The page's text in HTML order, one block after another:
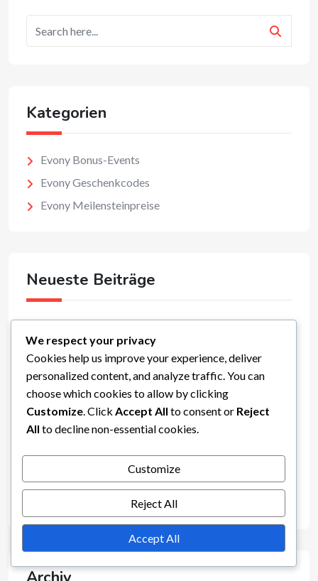
Kategorien
Evony Bonus-Events
Evony Geschenkcodes
Evony Meilensteinpreise
Neueste Beiträge
Ressourcen, Buffs, Beschleunigungen
Geschenkcodes für besondere Ereignisse in Evony:
Edelsteine, Beschleunigungen, Ressourcen
Ablaufdaten von Geschenkcodes für Evony:
Edelsteine, Beschleunigungen, Buffs
Evony: Ressourcen, Buffs, Beschleunigungen
Ereignisspezifische Meilensteinpreise in Evony:
Ressourcen, Buffs, Beschleunigungen
We respect your privacy
Cookies help us improve your experience, deliver
personalized content, and analyze traffic. You can
choose which cookies to allow by clicking
Customize . Click Accept All to consent or Reject
All to decline non-essential cookies.
Customize
Reject All
Accept All